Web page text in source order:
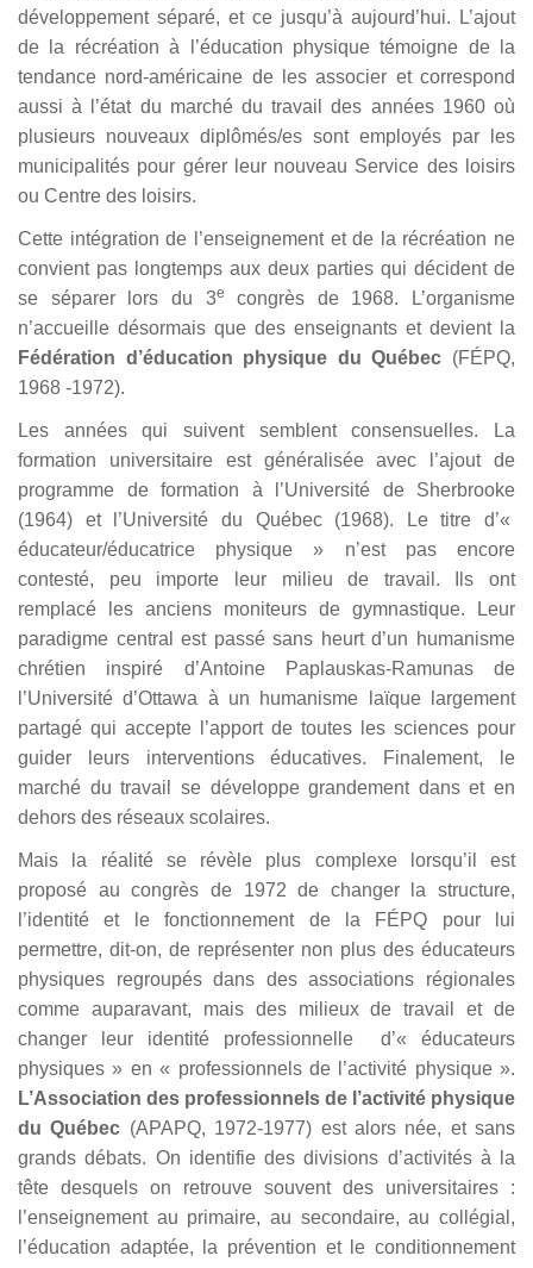
développement séparé, et ce jusqu’à aujourd’hui. L’ajout
de la récréation à l’éducation physique témoigne de la
tendance nord-américaine de les associer et correspond
aussi à l’état du marché du travail des années 1960 où
plusieurs nouveaux diplômés/es sont employés par les
municipalités pour gérer leur nouveau Service des loisirs
ou Centre des loisirs.
Cette intégration de l’enseignement et de la récréation ne
convient pas longtemps aux deux parties qui décident de
se séparer lors du 3e
congrès de 1968. L’organisme
n’accueille désormais que des enseignants et devient la
Fédération d’éducation physique du Québec (FÉPQ,
1968 -1972).
Les années qui suivent semblent consensuelles. La
formation universitaire est généralisée avec l’ajout de
programme de formation à l’Université de Sherbrooke
(1964) et l’Université du Québec (1968). Le titre d’«
éducateur/éducatrice physique » n’est pas encore
contesté, peu importe leur milieu de travail. Ils ont
remplacé les anciens moniteurs de gymnastique. Leur
paradigme central est passé sans heurt d’un humanisme
chrétien inspiré d’Antoine Paplauskas-Ramunas
de
l’Université d’Ottawa à un humanisme laïque largement
partagé qui accepte l’apport de toutes les sciences pour
guider leurs interventions éducatives. Finalement, le
marché du travail se développe grandement dans et en
dehors des réseaux scolaires.
Mais la réalité se révèle plus complexe lorsqu’il est
proposé au congrès de 1972 de changer la structure,
l’identité et le fonctionnement de la FÉPQ pour lui
permettre, dit-on, de représenter non plus des éducateurs
physiques regroupés dans des associations régionales
comme auparavant, mais des milieux de travail et de
changer leur identité professionnelle d’« éducateurs
physiques » en « professionnels de l’activité physique ».
L’Association des professionnels de l’activité physique
du Québec (APAPQ, 1972-1977) est alors née, et sans
grands débats. On identifie des divisions d’activités à la
tête desquels on retrouve souvent des universitaires :
l’enseignement au primaire, au secondaire, au collégial,
l’éducation adaptée, la prévention et le conditionnement